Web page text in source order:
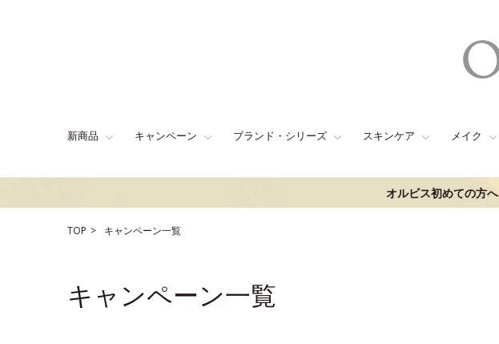
新商品 キャンペーン ブランド・シリーズ スキンケア メイク
オルビス初めての方へ
TOP キャンペーン一覧
キャンペーン一覧